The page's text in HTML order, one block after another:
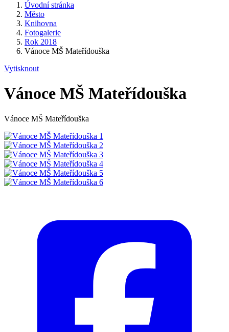
Úvodní stránka
Město
Knihovna
Fotogalerie
Rok 2018
Vánoce MŠ Mateřídouška
Vytisknout
Vánoce MŠ Mateřídouška
Vánoce MŠ Mateřídouška